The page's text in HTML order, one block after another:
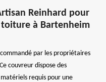
Reinhard pour
à Bartenheim
par les propriétaires
couvreur dispose des
requis pour une